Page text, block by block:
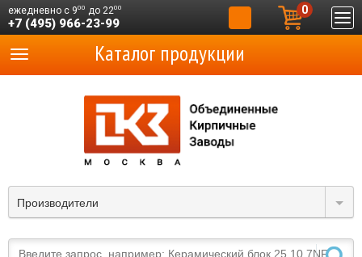
ежедневно с 900 до 2200
+7 (495) 966-23-99
0
Производители
Каталог продукции